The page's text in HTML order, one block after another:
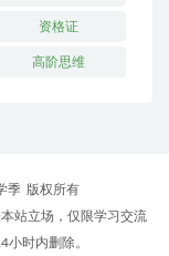
资格证
高阶思维
季 版权所有
站立场，仅限学习交流
小时内删除。